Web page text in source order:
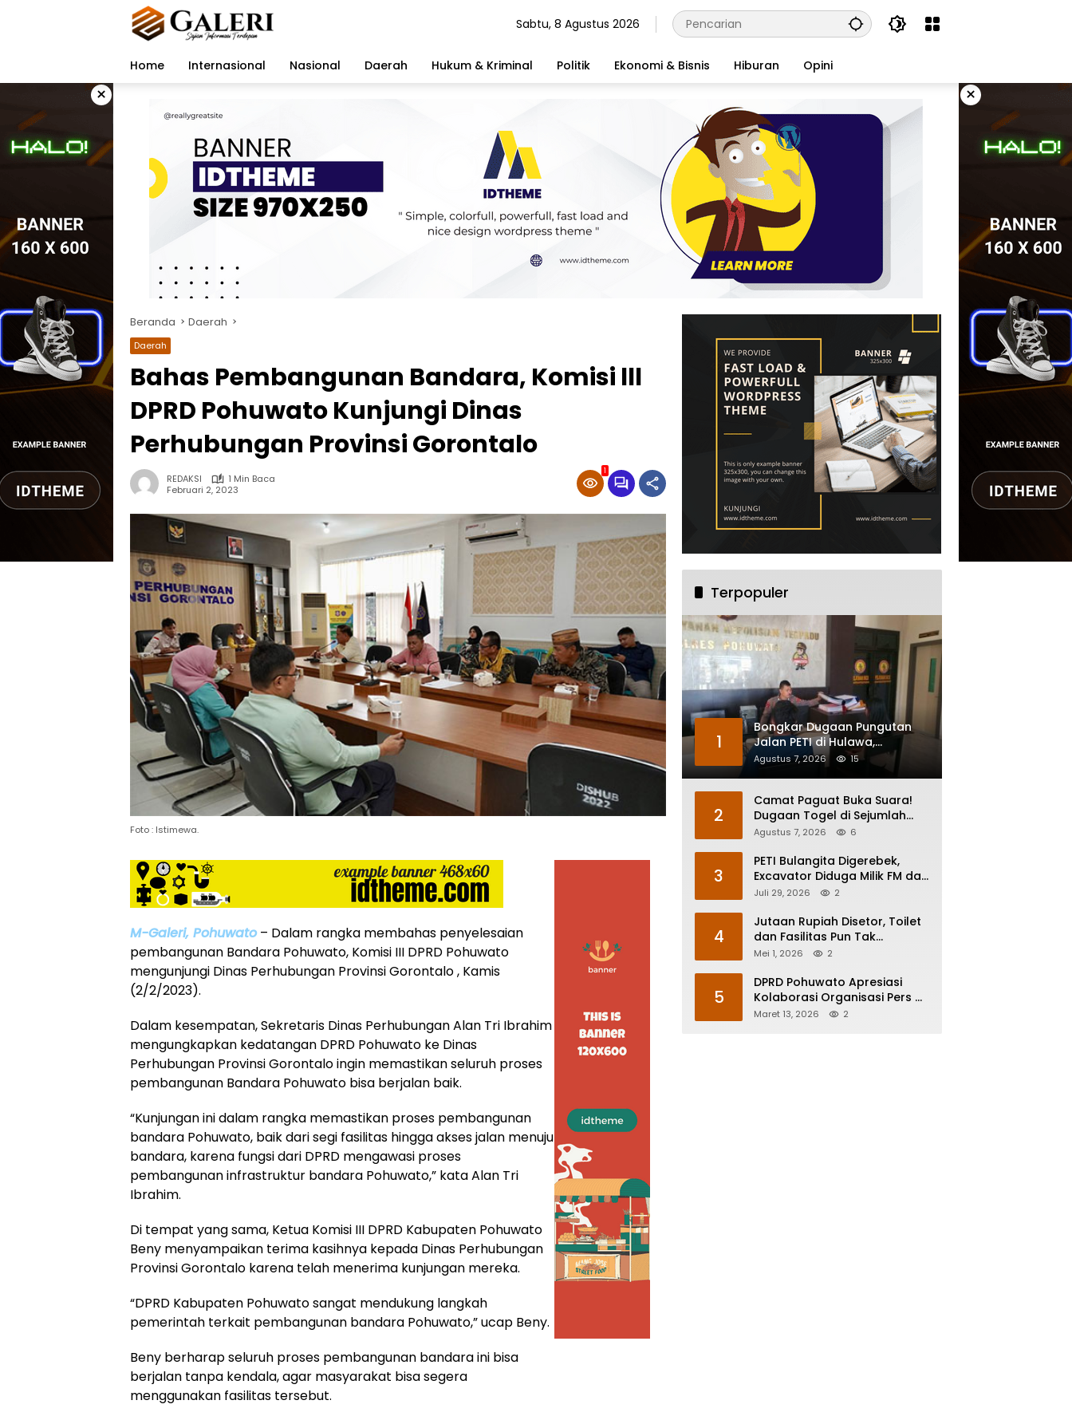
Sabtu, 8 Agustus 2026
Home Internasional Nasional Daerah Hukum & Kriminal Politik Ekonomi & Bisnis Hiburan Opini
× ×
Beranda Daerah
Daerah
Bahas Pembangunan Bandara, Komisi lll
DPRD Pohuwato Kunjungi Dinas
Perhubungan Provinsi Gorontalo
REDAKSI
1 Min Baca
Februari 2, 2023
1
Foto : Istimewa.
M-Galeri, Pohuwato– Dalam rangka membahas penyelesaian
pembangunan Bandara Pohuwato, Komisi III DPRD Pohuwato
mengunjungi Dinas Perhubungan Provinsi Gorontalo , Kamis
(2/2/2023).
Dalam kesempatan, Sekretaris Dinas Perhubungan Alan Tri Ibrahim
mengungkapkan kedatangan DPRD Pohuwato ke Dinas
Perhubungan Provinsi Gorontalo ingin memastikan seluruh proses
pembangunan Bandara Pohuwato bisa berjalan baik.
“Kunjungan ini dalam rangka memastikan proses pembangunan
bandara Pohuwato, baik dari segi fasilitas hingga akses jalan menuju
bandara, karena fungsi dari DPRD mengawasi proses
pembangunan infrastruktur bandara Pohuwato,” kata Alan Tri
Ibrahim.
Di tempat yang sama, Ketua Komisi III DPRD Kabupaten Pohuwato
Beny menyampaikan terima kasihnya kepada Dinas Perhubungan
Provinsi Gorontalo karena telah menerima kunjungan mereka.
“DPRD Kabupaten Pohuwato sangat mendukung langkah
pemerintah terkait pembangunan bandara Pohuwato,” ucap Beny.
Beny berharap seluruh proses pembangunan bandara ini bisa
berjalan tanpa kendala, agar masyarakat bisa segera
menggunakan fasilitas tersebut.
Terpopuler
1
Bongkar Dugaan Pungutan
Jalan PETI di Hulawa,
Sengketa Lahan Berujung
Dugaan Pengeroyokan
Agustus 7, 2026 15
2
Camat Paguat Buka Suara!
Dugaan Togel di Sejumlah
Desa Segera Dikoordinasikan
Agustus 7, 2026 6
3
PETI Bulangita Digerebek,
Excavator Diduga Milik FM dan
Dua Orang Diamankan
Juli 29, 2026 2
4
Jutaan Rupiah Disetor, Toilet
dan Fasilitas Pun Tak
Tersedia, Pemda Pohuwato
Mei 1, 2026 2
5
DPRD Pohuwato Apresiasi
Kolaborasi Organisasi Pers di
Momentum Ramadan
Maret 13, 2026 2